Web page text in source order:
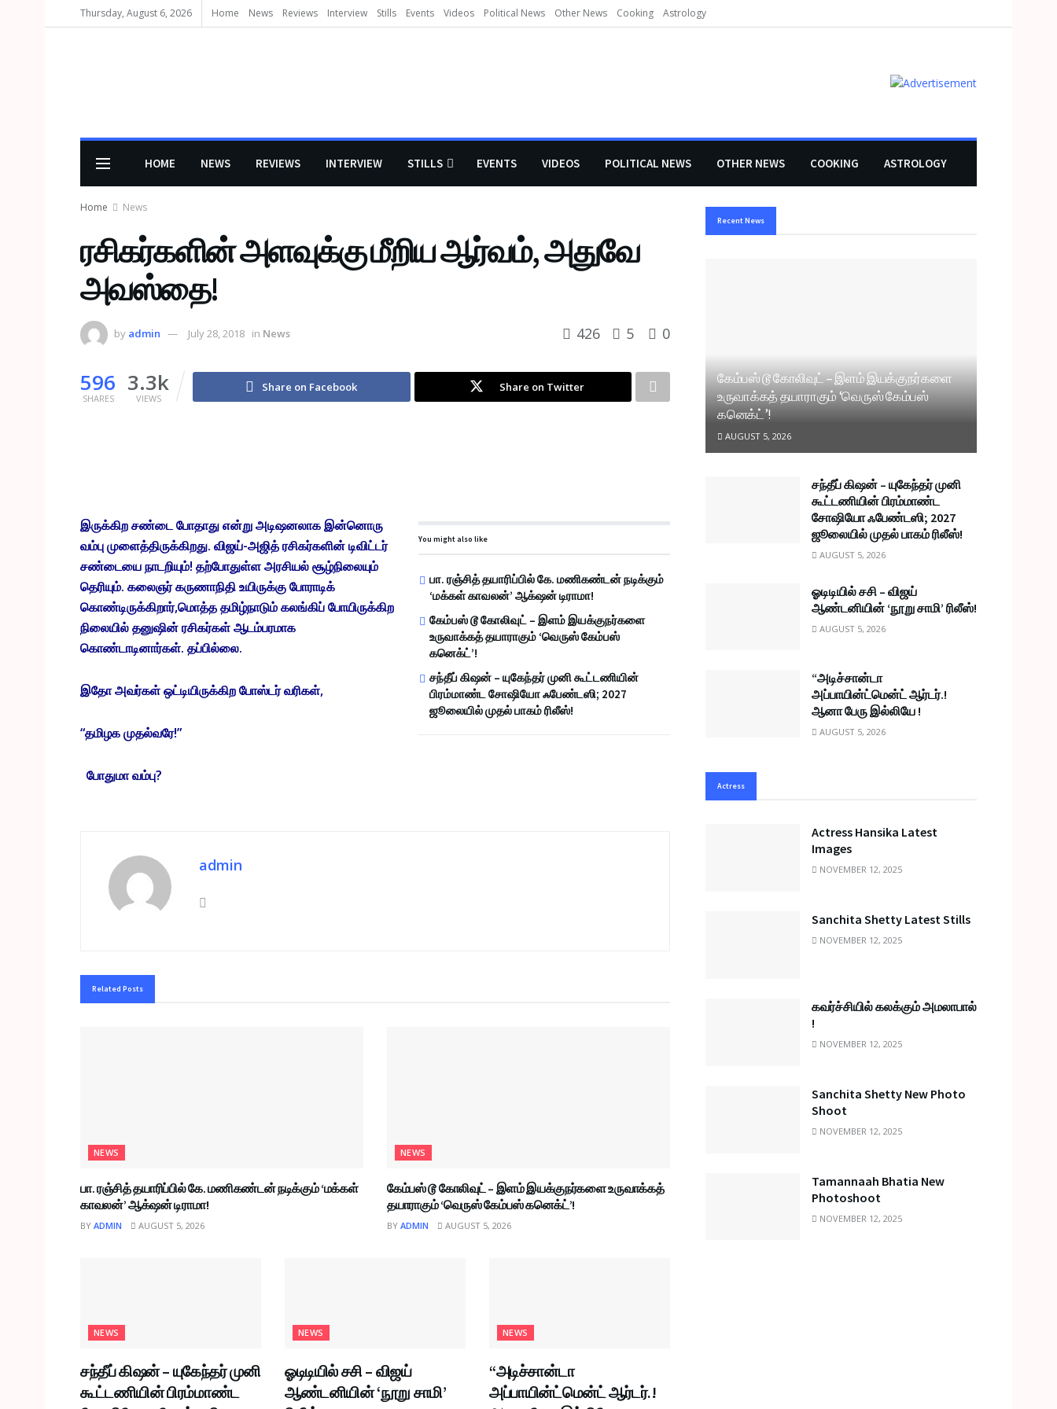
Thursday, August 6, 2026 Home News Reviews Interview Stills Events Videos Political News Other News Cooking Astrology
HOME NEWS REVIEWS INTERVIEW STILLS EVENTS VIDEOS POLITICAL NEWS OTHER NEWS COOKING ASTROLOGY
Home News
ரசிகர்களின் அளவுக்கு மீறிய ஆர்வம், அதுவே
அவஸ்தை!
by admin July 28, 2018 in News 426 5 0
596
SHARES
3.3k
VIEWS
Share on Facebook Share on Twitter
You might also like
பா. ரஞ்சித் தயாரிப்பில் கே. மணிகண்டன் நடிக்கும்
‘மக்கள் காவலன்’ ஆக்‌ஷன் டிராமா!
கேம்பஸ் டூ கோலிவுட் – இளம் இயக்குநர்களை
உருவாக்கத் தயாராகும் ‘வெருஸ் கேம்பஸ்
கனெக்ட்’!
சந்தீப் கிஷன் – யுகேந்தர் முனி கூட்டணியின்
பிரம்மாண்ட சோஷியோ ஃபேண்டஸி; 2027
ஜூலையில் முதல் பாகம் ரிலீஸ்!
இருக்கிற சண்டை போதாது என்று அடிஷனலாக இன்னொரு
வம்பு முளைத்திருக்கிறது. விஜய்-அஜித் ரசிகர்களின் டிவிட்டர்
சண்டையை நாடறியும்! தற்போதுள்ள அரசியல் சூழ்நிலையும்
தெரியும். கலைஞர் கருணாநிதி உயிருக்கு போராடிக்
கொண்டிருக்கிறார்,மொத்த தமிழ்நாடும் கலங்கிப் போயிருக்கிற
நிலையில் தனுஷின் ரசிகர்கள் ஆடம்பரமாக
கொண்டாடினார்கள். தப்பில்லை.
இதோ அவர்கள் ஒட்டியிருக்கிற போஸ்டர் வரிகள்,
“தமிழக முதல்வரே!”
போதுமா வம்பு?
admin
Related Posts
NEWS
பா. ரஞ்சித் தயாரிப்பில் கே. மணிகண்டன் நடிக்கும் ‘மக்கள்
காவலன்’ ஆக்‌ஷன் டிராமா!
BY ADMIN AUGUST 5, 2026
NEWS
கேம்பஸ் டூ கோலிவுட் – இளம் இயக்குநர்களை உருவாக்கத்
தயாராகும் ‘வெருஸ் கேம்பஸ் கனெக்ட்’!
BY ADMIN AUGUST 5, 2026
NEWS
சந்தீப் கிஷன் – யுகேந்தர் முனி
கூட்டணியின் பிரம்மாண்ட
NEWS
ஓடிடியில் சசி – விஜய்
ஆண்டனியின் ‘நூறு சாமி’
NEWS
“அடிச்சான்டா
அப்பாயின்ட்மென்ட் ஆர்டர்.!
Recent News
கேம்பஸ் டூ கோலிவுட் – இளம் இயக்குநர்களை
உருவாக்கத் தயாராகும் ‘வெருஸ் கேம்பஸ்
கனெக்ட்’!
AUGUST 5, 2026
சந்தீப் கிஷன் – யுகேந்தர் முனி
கூட்டணியின் பிரம்மாண்ட
சோஷியோ ஃபேண்டஸி; 2027
ஜூலையில் முதல் பாகம் ரிலீஸ்!
AUGUST 5, 2026
ஓடிடியில் சசி – விஜய்
ஆண்டனியின் ‘நூறு சாமி’ ரிலீஸ்!
AUGUST 5, 2026
“அடிச்சான்டா
அப்பாயின்ட்மென்ட் ஆர்டர்.!
ஆனா பேரு இல்லியே !
AUGUST 5, 2026
Actress
Actress Hansika Latest
Images
NOVEMBER 12, 2025
Sanchita Shetty Latest Stills
NOVEMBER 12, 2025
கவர்ச்சியில் கலக்கும் அமலாபால்
!
NOVEMBER 12, 2025
Sanchita Shetty New Photo
Shoot
NOVEMBER 12, 2025
Tamannaah Bhatia New
Photoshoot
NOVEMBER 12, 2025